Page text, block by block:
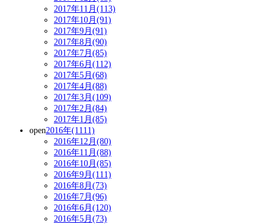
2017年11月(113)
2017年10月(91)
2017年9月(91)
2017年8月(90)
2017年7月(85)
2017年6月(112)
2017年5月(68)
2017年4月(88)
2017年3月(109)
2017年2月(84)
2017年1月(85)
open2016年(1111)
2016年12月(80)
2016年11月(88)
2016年10月(85)
2016年9月(111)
2016年8月(73)
2016年7月(96)
2016年6月(120)
2016年5月(73)